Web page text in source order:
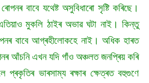
বাবে যথেষ্ট অসুবিধাৰো সৃষ্টি কৰিছে।
এতিয়াও মুকলি ঠাইৰ অভাৱ ঘটা নাই। কিন্তু
বাবে আগ্ৰহীলোকহে নাই। অধিক হাৰত
আঁচনি এখন যদি গাঁও অঞ্চলত জনপ্ৰিয় কৰি
প্ৰকৃতিৰ ভাৰসাম্য ৰক্ষাৰ ক্ষেত্ৰত বহুগুণে